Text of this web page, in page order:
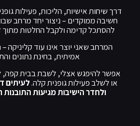
דרך שיחות אישיות, הליכות, פעילות
חשיבה ממוקדים – ניצור יחד מרחב
להסתכל קדימה ולקבל החלטות מתוך
המרחב שאני יוצר אינו עוד קליניקה
אמיתית, בחינת נתונים
אפשר להיפגש אצלי, לשבת בבית קפה,
או לשלב פעילות גופנית קלה.לעיתים
ולחדר הישיבות מגיעות התובנות